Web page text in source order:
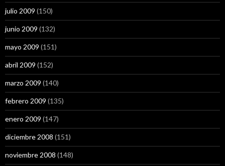
julio 2009 (150)
junio 2009 (132)
mayo 2009 (151)
abril 2009 (152)
marzo 2009 (140)
febrero 2009 (135)
enero 2009 (147)
diciembre 2008 (151)
noviembre 2008 (148)